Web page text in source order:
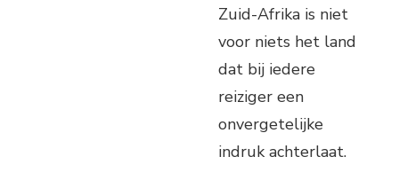
Zuid-Afrika is niet
voor niets het land
dat bij iedere
reiziger een
onvergetelijke
indruk achterlaat.